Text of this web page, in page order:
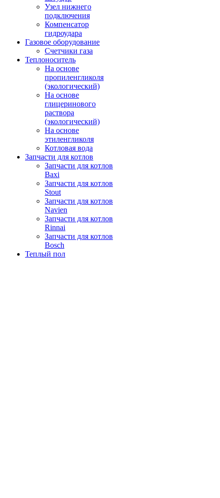
Узел нижнего
подключения
Компенсатор
гидроудара
Газовое оборудование
Счетчики газа
Теплоноситель
На основе
пропиленгликоля
(экологический)
На основе
глицеринового
раствора
(экологический)
На основе
этиленгликоля
Котловая вода
Запчасти для котлов
Запчасти для котлов
Baxi
Запчасти для котлов
Stout
Запчасти для котлов
Navien
Запчасти для котлов
Rinnai
Запчасти для котлов
Bosch
Теплый пол